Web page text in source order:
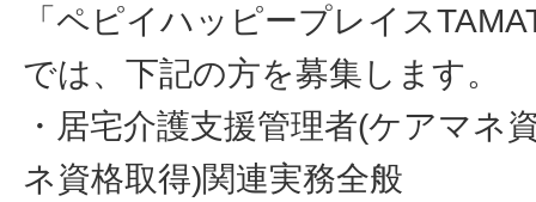
「ペピイハッピープレイス
では、下記の方を募集します。
・居宅介護支援管理者(ケアマネ
ネ資格取得)関連実務全般